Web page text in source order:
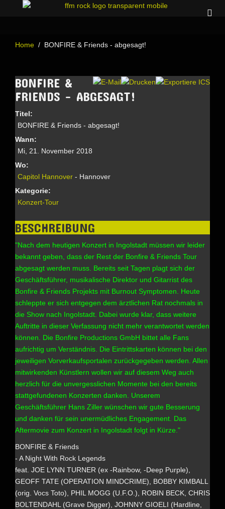
Home BONFIRE & Friends - abgesagt!
BONFIRE &
FRIENDS - ABGESAGT!
Titel:
BONFIRE & Friends - abgesagt!
Wann:
Mi, 21. November 2018
Wo:
Capitol Hannover - Hannover
Kategorie:
Konzert-Tour
BESCHREIBUNG
"Nach dem heutigen Konzert in Ingolstadt müssen wir leider
bekannt geben, dass der Rest der Bonfire & Friends Tour
abgesagt werden muss. Bereits seit Tagen plagt sich der
Geschäftsführer, musikalische Direktor und Gitarrist des
Bonfire & Friends Projekts mit Burnout Symptomen. Heute
schleppte er sich entgegen dem ärztlichen Rat nochmals in
die Show nach Ingolstadt. Dabei wurde klar, dass weitere
Auftritte in dieser Verfassung nicht mehr verantwortet werden
können. Die Bonfire Productions GmbH bittet alle Fans
aufrichtig um Verständnis. Die Eintrittskarten können bei den
jeweiligen Vorverkaufsportalen zurückgegeben werden. Allen
mitwirkenden Künstlern wollen wir auf diesem Weg auch
herzlich für die unvergesslichen Momente bei den bereits
stattgefundenen Konzerten danken. Unserem
Geschäftsführer Hans Ziller wünschen wir gute Besserung
und danken für sein unermüdliches Engagement. Das
Aftermovie zum Konzert in Ingolstadt folgt in Kürze."
BONFIRE & Friends
- A Night With Rock Legends
feat. JOE LYNN TURNER (ex -Rainbow, -Deep Purple),
GEOFF TATE (OPERATION MINDCRIME), BOBBY KIMBALL
(orig. Vocs Toto), PHIL MOGG (U.F.O.), ROBIN BECK, CHRIS
BOLTENDAHL (Grave Digger), JOHNNY GIOELI (Hardline,